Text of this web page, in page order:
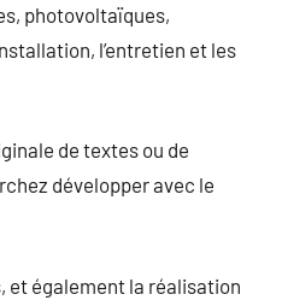
photovoltaïques,
l’entretien et les
de textes ou de
développer avec le
et également la réalisation